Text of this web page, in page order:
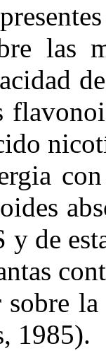
las
de
1985).